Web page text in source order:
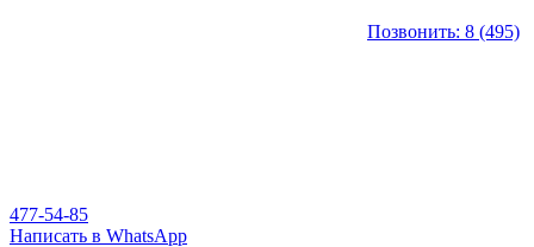
Позвонить: 8 (495)
477-54-85
Написать в WhatsApp